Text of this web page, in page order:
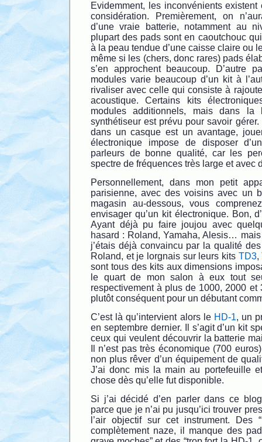
Evidemment, les inconvénients
considération. Premièrement, on
d’une vraie batterie, notamment au
plupart des pads sont en caoutchouc
à la peau tendue d’une caisse claire ou
même si les (chers, donc rares) pads
s’en approchent beaucoup. D’autre
modules varie beaucoup d’un kit à
rivaliser avec celle qui consiste à
acoustique. Certains kits
modules additionnels, mais dans
synthétiseur est prévu pour savoir
dans un casque est un avantage,
électronique impose de disposer
parleurs de bonne qualité, car les
spectre de fréquences très large et avec
Personnellement, dans mon petit
parisienne, avec des voisins avec un
magasin au-dessous, vous
envisager qu’un kit électronique. Bon,
Ayant déjà pu faire joujou avec
hasard : Roland, Yamaha, Alesis…
j’étais déjà convaincu par la qualité
Roland, et je lorgnais sur leurs kits TD3,
sont tous des kits aux dimensions
le quart de mon salon à eux tout
respectivement à plus de 1000, 2000 et
plutôt conséquent pour un débutant
C’est là qu’intervient alors le HD-1, un
en septembre dernier. Il s’agit d’un kit
ceux qui veulent découvrir la batterie
Il n’est pas très économique (700
non plus rêver d’un équipement de
J’ai donc mis la main au portefeuille
chose dès qu’elle fut disponible.
Si j’ai décidé d’en parler dans ce
parce que je n’ai pu jusqu’ici trouver
l’air objectif sur cet instrument. Des
complètement naze, il manque des